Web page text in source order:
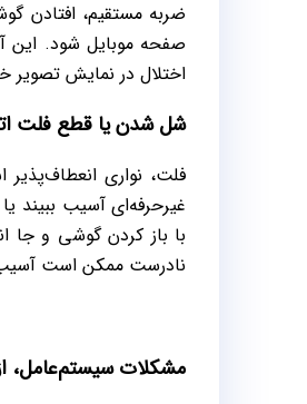
ضربه مستقیم، افتادن
صفحه موبایل شود.
اختلال در نمایش تصویر
شل شدن یا قطع فلت
فلت، نواری
غیرحرفه‌ای آسیب
با باز کردن گوشی و
نادرست ممکن است آسیب
مشکلات سیستم‌عامل،